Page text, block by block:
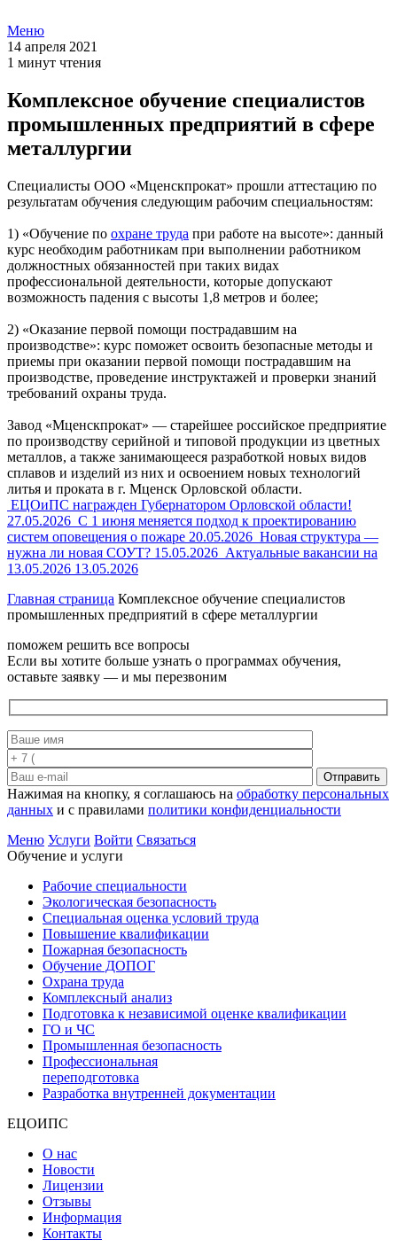
Меню
14 апреля 2021
1 минут чтения
Комплексное обучение специалистов
промышленных предприятий в сфере
металлургии
Специалисты ООО «Мценскпрокат» прошли аттестацию по
результатам обучения следующим рабочим специальностям:
1) «Обучение по охране труда при работе на высоте»: данный
курс необходим работникам при выполнении работником
должностных обязанностей при таких видах
профессиональной деятельности, которые допускают
возможность падения с высоты 1,8 метров и более;
2) «Оказание первой помощи пострадавшим на
производстве»: курс поможет освоить безопасные методы и
приемы при оказании первой помощи пострадавшим на
производстве, проведение инструктажей и проверки знаний
требований охраны труда.
Завод «Мценскпрокат» — старейшее российское предприятие
по производству серийной и типовой продукции из цветных
металлов, а также занимающееся разработкой новых видов
сплавов и изделий из них и освоением новых технологий
литья и проката в г. Мценск Орловской области.
ЕЦОиПС награжден Губернатором Орловской области!
27.05.2026 С 1 июня меняется подход к проектированию
систем оповещения о пожаре 20.05.2026 Новая структура —
нужна ли новая СОУТ? 15.05.2026 Актуальные вакансии на
13.05.2026 13.05.2026
Главная страница Комплексное обучение специалистов
промышленных предприятий в сфере металлургии
поможем решить все вопросы
Если вы хотите больше узнать о программах обучения,
оставьте заявку — и мы перезвоним
Отправить
Нажимая на кнопку, я соглашаюсь на обработку персональных
данных и с правилами политики конфиденциальности
Меню Услуги Войти Связаться
Обучение и услуги
Рабочие специальности
Экологическая безопасность
Специальная оценка условий труда
Повышение квалификации
Пожарная безопасность
Обучение ДОПОГ
Охрана труда
Комплексный анализ
Подготовка к независимой оценке квалификации
ГО и ЧС
Промышленная безопасность
Профессиональная
переподготовка
Разработка внутренней документации
ЕЦОИПС
О нас
Новости
Лицензии
Отзывы
Информация
Контакты